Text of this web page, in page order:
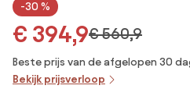
-30 %
€ 394,9€ 560,9
Beste prijs van de afgelopen 30
Bekijk prijsverloop